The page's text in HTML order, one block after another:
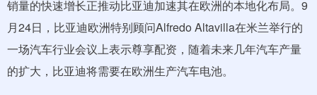
销量的快速增长正推动比亚迪加速其在欧洲的本地化布局。9
月24日，比亚迪欧洲特别顾问Alfredo Altavilla在米兰举行的
一场汽车行业会议上表示尊享配资，随着未来几年汽车产量
的扩大，比亚迪将需要在欧洲生产汽车电池。